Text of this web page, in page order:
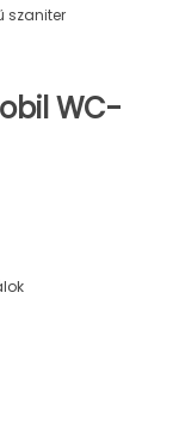
szaniter
WC-